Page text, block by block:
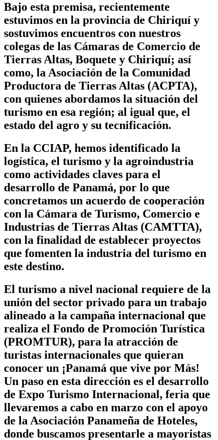
Bajo esta premisa, recientemente
estuvimos en la provincia de Chiriquí y
sostuvimos encuentros con nuestros
colegas de las Cámaras de Comercio de
Tierras Altas, Boquete y Chiriquí; así
como, la Asociación de la Comunidad
Productora de Tierras Altas (ACPTA),
con quienes abordamos la situación del
turismo en esa región; al igual que, el
estado del agro y su tecnificación.
En la CCIAP, hemos identificado la
logística, el turismo y la agroindustria
como actividades claves para el
desarrollo de Panamá, por lo que
concretamos un acuerdo de cooperación
con la Cámara de Turismo, Comercio e
Industrias de Tierras Altas (CAMTTA),
con la finalidad de establecer proyectos
que fomenten la industria del turismo en
este destino.
El turismo a nivel nacional requiere de la
unión del sector privado para un trabajo
alineado a la campaña internacional que
realiza el Fondo de Promoción Turística
(PROMTUR), para la atracción de
turistas internacionales que quieran
conocer un ¡Panamá que vive por Más!
Un paso en esta dirección es el desarrollo
de Expo Turismo Internacional, feria que
llevaremos a cabo en marzo con el apoyo
de la Asociación Panameña de Hoteles,
donde buscamos presentarle a mayoristas